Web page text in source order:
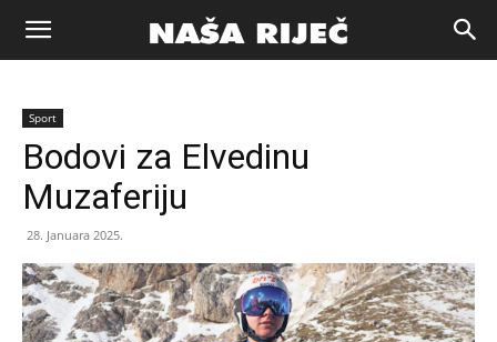
Naša
riječ
Sport
Bodovi za Elvedinu
Muzaferiju
28. Januara 2025.